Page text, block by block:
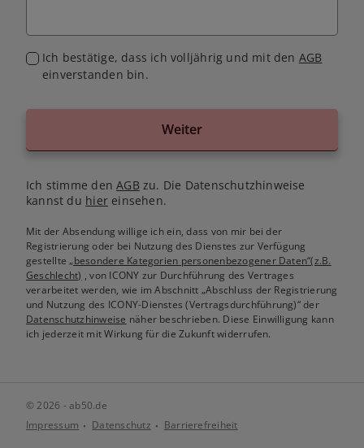
Ich bestätige, dass ich volljährig und mit den AGB
einverstanden bin.
Weiter
Ich stimme denAGB zu. Die Datenschutzhinweise
kannst du hiereinsehen.
Mit der Absendung willige ich ein, dass von mir bei der
Registrierung oder bei Nutzung des Dienstes zur Verfügung
gestellte„besondere Kategorien personenbezogener Daten“(z.B.
Geschlecht) , von ICONY zur Durchführung des Vertrages
verarbeitet werden, wie im Abschnitt „Abschluss der Registrierung
und Nutzung des ICONY-Dienstes (Vertragsdurchführung)“ der
Datenschutzhinweise näher beschrieben. Diese Einwilligung kann
ich jederzeit mit Wirkung für die Zukunft widerrufen.
© 2026 - ab50.de
Impressum
Datenschutz Barrierefreiheit